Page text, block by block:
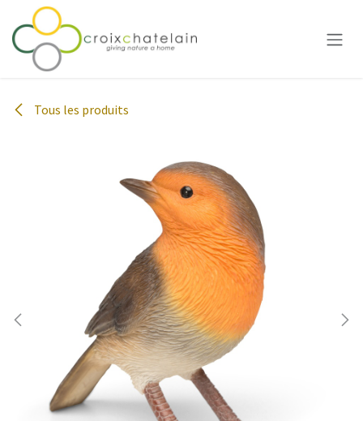
Se rendre au contenu
Tous les produits